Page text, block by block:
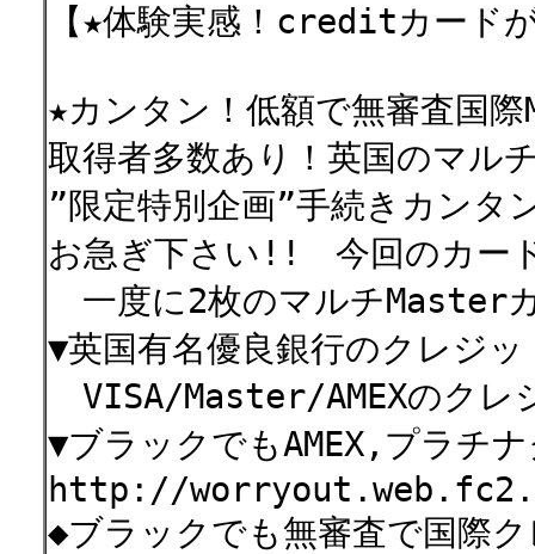
【★体験実感！creditカード
★カンタン！低額で無審査国
取得者多数あり！英国のマル
”限定特別企画”手続きカンタ
お急ぎ下さい!! 今回のカー
一度に2枚のマルチMaster
▼英国有名優良銀行のクレジ
VISA/Master/AMEXのクレ
▼ブラックでもAMEX,プラチ
http://
◆ブラックでも無審査で国際